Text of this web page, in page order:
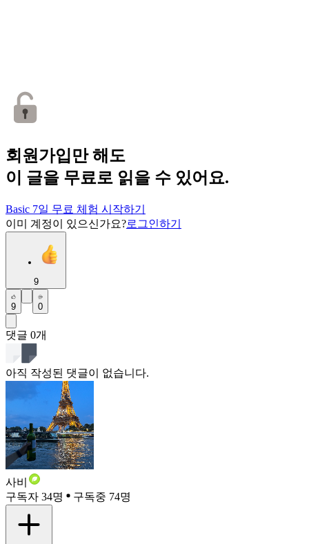
회원가입만 해도
이 글을 무료로 읽을 수 있어요.
Basic 7일 무료 체험 시작하기
이미 계정이 있으신가요?로그인하기
9
9 0
댓글 0개
아직 작성된 댓글이 없습니다.
사비
구독자 34명
구독중 74명